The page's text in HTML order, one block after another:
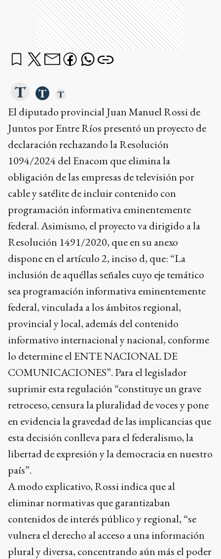
El diputado provincial Juan Manuel Rossi de
Juntos por Entre Ríos presentó un proyecto de
declaración rechazando la Resolución
1094/2024 del Enacom que elimina la
obligación de las empresas de televisión por
cable y satélite de incluir contenido con
programación informativa eminentemente
federal. Asimismo, el proyecto va dirigido a la
Resolución 1491/2020, que en su anexo
dispone en el artículo 2, inciso d, que: “La
inclusión de aquéllas señales cuyo eje temático
sea programación informativa eminentemente
federal, vinculada a los ámbitos regional,
provincial y local, además del contenido
informativo internacional y nacional, conforme
lo determine el ENTE NACIONAL DE
COMUNICACIONES”. Para el legislador
suprimir esta regulación “constituye un grave
retroceso, censura la pluralidad de voces y pone
en evidencia la gravedad de las implicancias que
esta decisión conlleva para el federalismo, la
libertad de expresión y la democracia en nuestro
país”.
A modo explicativo, Rossi indica que al
eliminar normativas que garantizaban
contenidos de interés público y regional, “se
vulnera el derecho al acceso a una información
plural y diversa, concentrando aún más el poder